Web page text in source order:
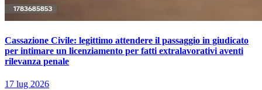
Cassazione Civile: legittimo attendere il passaggio in giudicato
per intimare un licenziamento per fatti extralavorativi aventi
rilevanza penale
17 lug 2026